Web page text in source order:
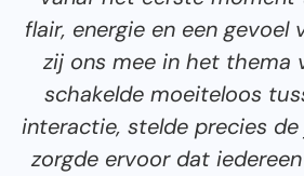
flair, energie en een gevoel
zij ons mee in het thema
schakelde moeiteloos
interactie, stelde precies
zorgde ervoor dat